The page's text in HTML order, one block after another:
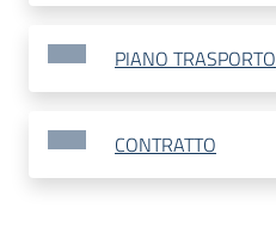
PIANO TRASPORTO
CONTRATTO